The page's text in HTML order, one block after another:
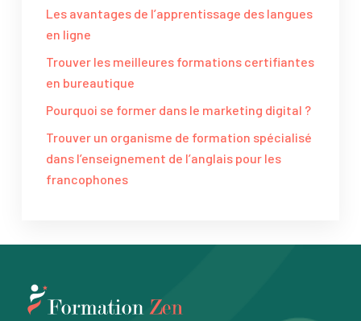
Les avantages de l’apprentissage des langues
en ligne
Trouver les meilleures formations certifiantes
en bureautique
Pourquoi se former dans le marketing digital ?
Trouver un organisme de formation spécialisé
dans l’enseignement de l’anglais pour les
francophones